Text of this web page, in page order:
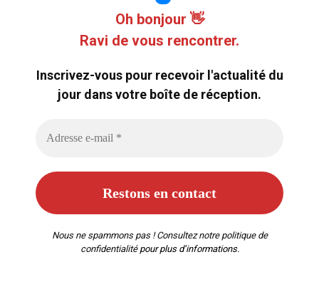
Oh bonjour 👋
Ravi de vous rencontrer.
Inscrivez-vous pour recevoir l'actualité du
jour dans votre boîte de réception.
Nous ne spammons pas ! Consultez notre politique de
confidentialitépour plus d’informations.